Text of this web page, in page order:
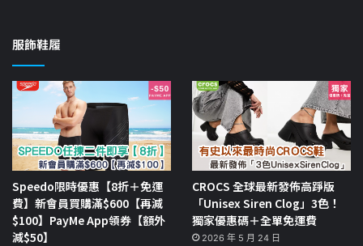
服飾鞋履
Speedo限時優惠【8折＋免運
費】新會員買購滿$600【再減
$100】PayMe App領券【額外
減$50】
CROCS 全球最新發佈高踭版
「Unisex Siren Clog」3色！
獨家優惠碼＋全單免運費
2026 年 5 月 24 日